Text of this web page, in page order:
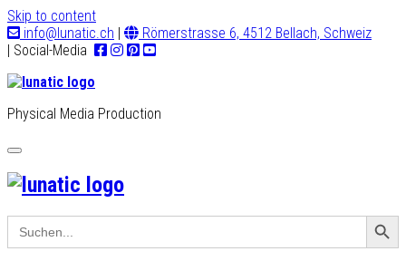
Skip to content
info@lunatic.ch |
Römerstrasse 6, 4512 Bellach, Schweiz
| Social-Media
Physical Media Production
Toggle
navigation
Search
for:
Search Button